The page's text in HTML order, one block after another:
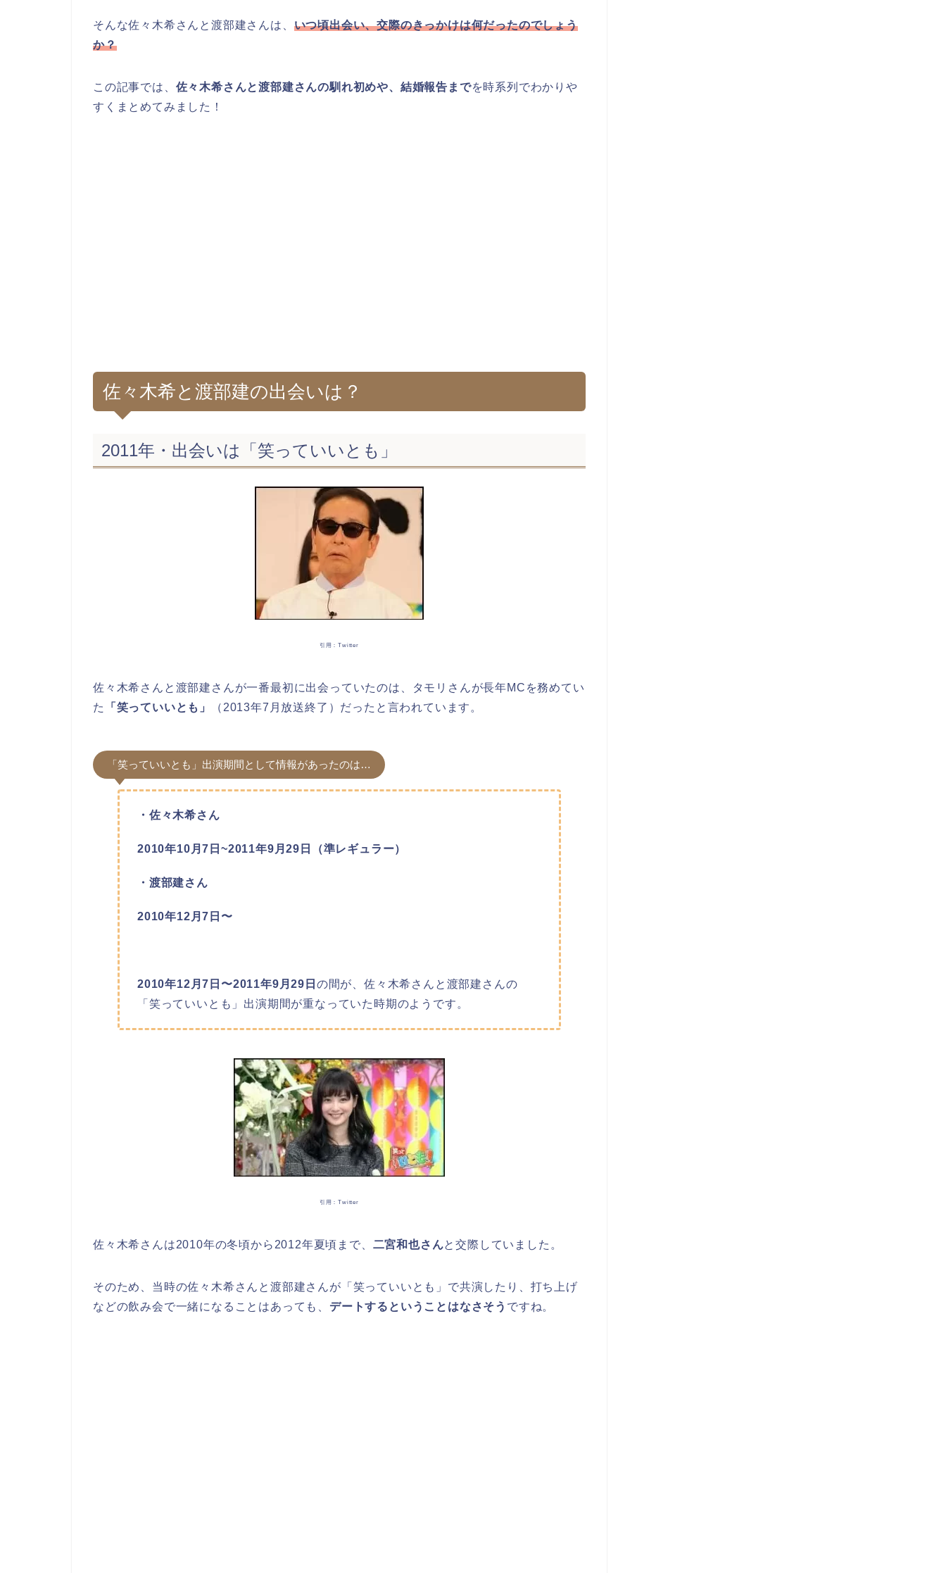
そんな佐々木希さんと渡部建さんは、 いつ頃出会い、交際のきっかけは何だったのでしょう
か？
この記事では、 佐々木希さんと渡部建さんの馴れ初めや、結婚報告までを時系列でわかりや
すくまとめてみました！
佐々木希と渡部建の出会いは？
2011年・出会いは「笑っていいとも」
引用：Twitter
佐々木希さんと渡部建さんが一番最初に出会っていたのは、タモリさんが長年MCを務めてい
た
「笑っていいとも」 （2013年7月放送終了）だったと言われています。
「笑っていいとも」出演期間として情報があったのは…
・佐々木希さん
2010年10月7日~2011年9月29日（準レギュラー）
・渡部建さん
2010年12月7日〜
2010年12月7日〜2011年9月29日 の間が、佐々木希さんと渡部建さんの
「笑っていいとも」出演期間が重なっていた時期のようです。
引用：Twitter
佐々木希さんは2010年の冬頃から2012年夏頃まで、 二宮和也さんと交際していました。
そのため、当時の佐々木希さんと渡部建さんが「笑っていいとも」で共演したり、打ち上げ
などの飲み会で一緒になることはあっても、 デートするということはなさそう ですね。